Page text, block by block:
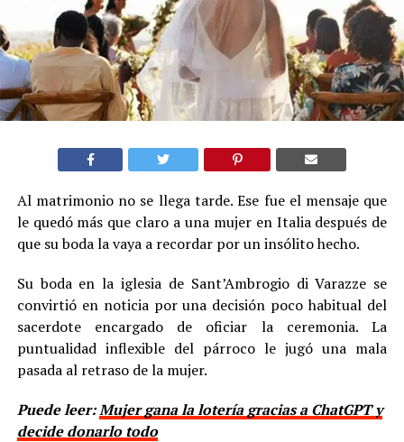
Al matrimonio no se llega tarde. Ese fue el mensaje que
le quedó más que claro a una mujer en Italia después de
que su boda la vaya a recordar por un insólito hecho.
Su boda en la iglesia de Sant’Ambrogio di Varazze se
convirtió en noticia por una decisión poco habitual del
sacerdote encargado de oficiar la ceremonia. La
puntualidad inflexible del párroco le jugó una mala
pasada al retraso de la mujer.
Puede leer:Mujer gana la lotería gracias a ChatGPT y
decide donarlo todo